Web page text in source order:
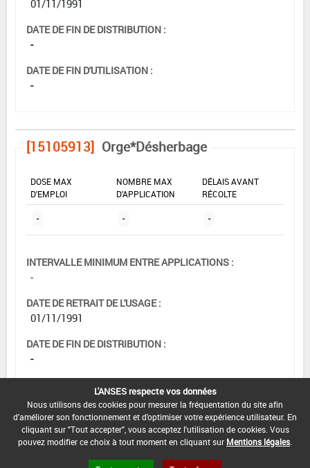
01/11/1991
DATE DE FIN DE DISTRIBUTION :
-
DATE DE FIN D'UTILISATION :
-
[15105913] Orge*Désherbage
DOSE MAX
D'EMPLOI
NOMBRE MAX
D'APPLICATION
DÉLAIS AVANT
RÉCOLTE
- - -
INTERVALLE MINIMUM ENTRE APPLICATIONS :
-
DATE DE RETRAIT DE L'USAGE :
01/11/1991
DATE DE FIN DE DISTRIBUTION :
-
DATE DE FIN D'UTILISATION :
-
L'ANSES respecte vos données
Nous utilisons des cookies pour mesurer la fréquentation du site afin
d'améliorer son fonctionnement et d'optimiser votre expérience utilisateur. En
cliquant sur "Tout accepter", vous acceptez l'utilisation de cookies. Vous
pouvez modifier ce choix à tout moment en cliquant sur Mentions légales